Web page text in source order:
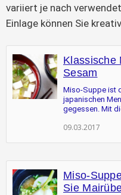
variiert je nach
Einlage können Sie
Klassische
Sesam
Miso-Suppe ist
japanischen
gegessen. Mit
09.03.2017
Miso-
Sie